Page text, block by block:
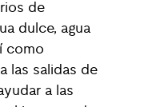
de
dulce, agua
como
las salidas de
a las